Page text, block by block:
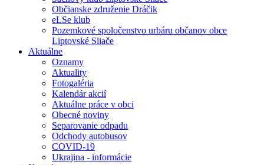
Občianske združenie Dráčik
eLSe klub
Pozemkové spoločenstvo urbáru občanov obce
Liptovské Sliače
Aktuálne
Oznamy
Aktuality
Fotogaléria
Kalendár akcií
Aktuálne práce v obci
Obecné noviny
Separovanie odpadu
Odchody autobusov
COVID-19
Ukrajina - informácie